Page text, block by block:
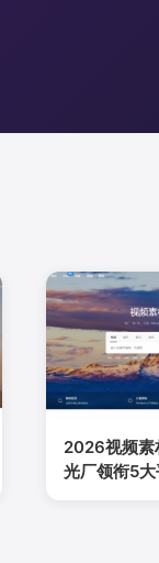
2026视频素
光厂领衔5大